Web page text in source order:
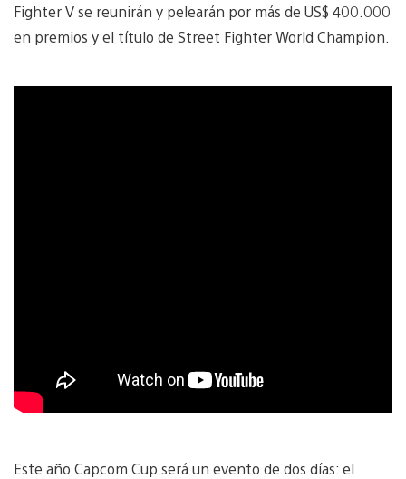
Fighter V se reunirán y pelearán por más de US$ 400.000
en premios y el título de Street Fighter World Champion.
Este año Capcom Cup será un evento de dos días: el